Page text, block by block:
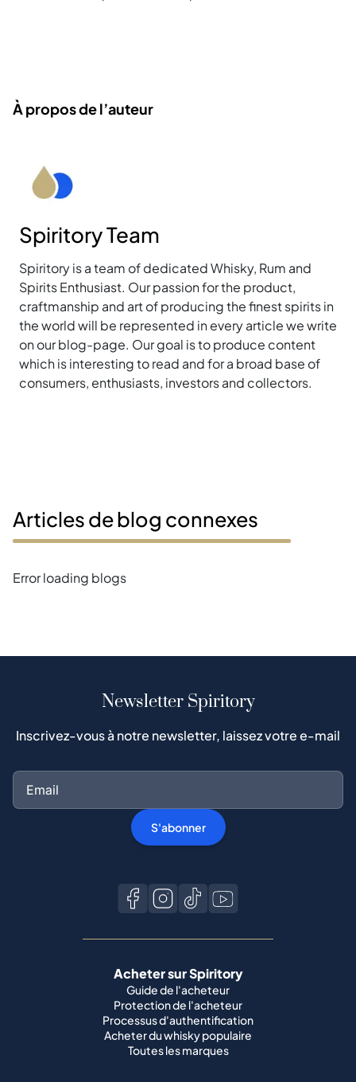
À propos de l’auteur
Spiritory Team
Spiritory is a team of dedicated Whisky, Rum and
Spirits Enthusiast. Our passion for the product,
craftmanship and art of producing the finest spirits in
the world will be represented in every article we write
on our blog-page. Our goal is to produce content
which is interesting to read and for a broad base of
consumers, enthusiasts, investors and collectors.
Articles de blog connexes
Error loading blogs
Newsletter Spiritory
Inscrivez-vous à notre newsletter, laissez votre e-mail
S'abonner
Acheter sur Spiritory
Guide de l'acheteur
Protection de l'acheteur
Processus d'authentification
Acheter du whisky populaire
Toutes les marques